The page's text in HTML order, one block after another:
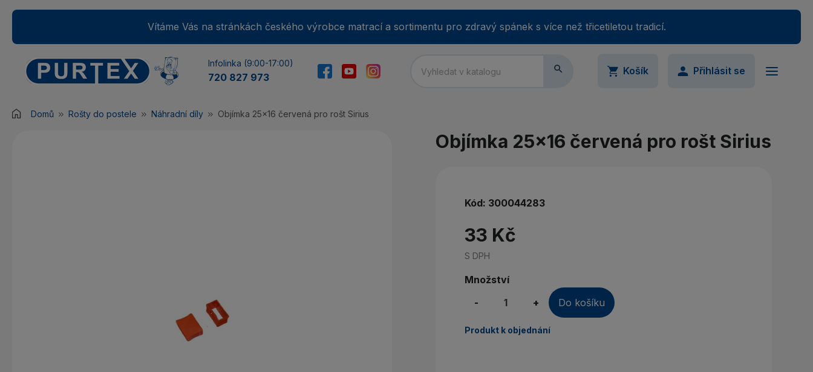
Vítáme Vás na stránkách českého výrobce matrací a sortimentu pro zdravý spánek s více než třicetiletou tradicí.
Infolinka (9:00-17:00)
720 827 973
 Košík
Váš nákupný košík je momentálne prázdny.
Přidejte produkty do košíku.
Přihlásit se
Přihlásit se
Domů Rošty do postele Náhradní díly Objímka 25x16 červená pro rošt Sirius
Objímka 25x16 červená pro rošt Sirius
Kód: 300044283
33 Kč
S DPH
Množství
-
+ Do košíku
Produkt k objednání